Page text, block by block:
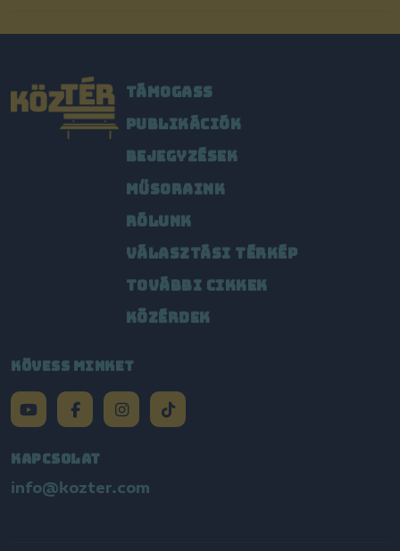
TÁMOGASS
PUBLIKÁCIÓK
BEJEGYZÉSEK
MŰSORAINK
RÓLUNK
VÁLASZTÁSI TÉRKÉP
TOVÁBBI CIKKEK
KÖZÉRDEK
KÖVESS MINKET
KAPCSOLAT
info@kozter.com